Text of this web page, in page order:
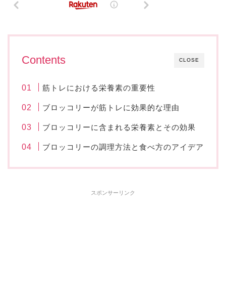
CLOSE
Contents
筋トレにおける栄養素の重要性
ブロッコリーが筋トレに効果的な理由
ブロッコリーに含まれる栄養素とその効果
ブロッコリーの調理方法と食べ方のアイデア
スポンサーリンク